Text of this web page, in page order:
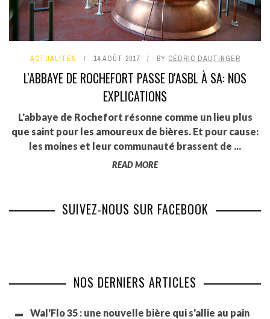
ACTUALITÉS 14 AOÛT 2017 BY CÉDRIC DAUTINGER
L'ABBAYE DE ROCHEFORT PASSE D'ASBL À SA: NOS
EXPLICATIONS
L'abbaye de Rochefort résonne comme un lieu plus
que saint pour les amoureux de bières. Et pour cause:
les moines et leur communauté brassent de ...
READ MORE
SUIVEZ-NOUS SUR FACEBOOK
NOS DERNIERS ARTICLES
Wal'Flo 35 : une nouvelle bière qui s'allie au pain